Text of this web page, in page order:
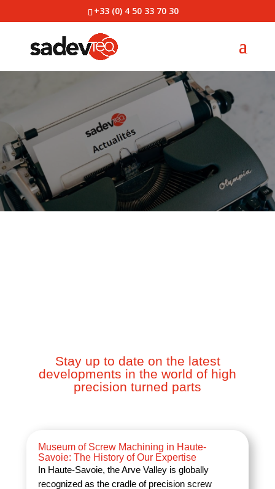
+33 (0) 4 50 33 70 30
Stay up to date on the latest
developments in the world of high
precision turned parts
Museum of Screw Machining in Haute-
Savoie: The History of Our Expertise
In Haute-Savoie, the Arve Valley is globally
recognized as the cradle of precision screw